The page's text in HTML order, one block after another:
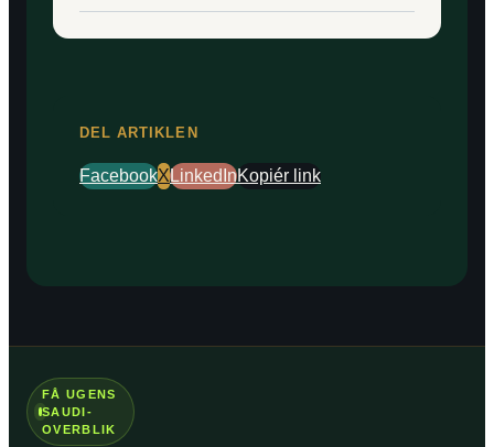
DEL ARTIKLEN
FacebookXLinkedInKopiér link
FÅ UGENS
SAUDI-
OVERBLIK